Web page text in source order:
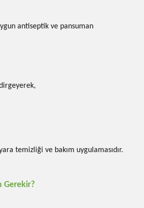
antiseptik ve pansuman
temizliği ve bakım uygulamasıdır.
Gerekir?